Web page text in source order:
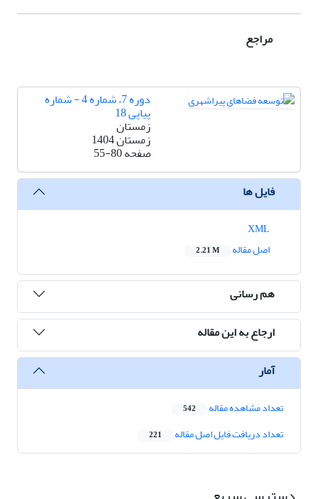
مراجع
دوره 7، شماره 4 - شماره
پیاپی 18
زمستان
زمستان 1404
صفحه55-80
فایل ها
اصل مقاله
2.21 M
هم رسانی
ارجاع به این مقاله
آمار
تعداد مشاهده مقاله 542
تعداد دریافت فایل اصل مقاله 221